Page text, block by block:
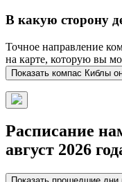
В какую сторону
Точное направление
на карте, которую вы
Показать компас Киблы
Расписание
август 2026